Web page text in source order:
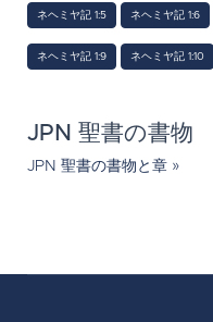
ネヘミヤ記 1:5 ネヘミヤ記 1:6
ネヘミヤ記 1:9 ネヘミヤ記 1:10
JPN 聖書の書物
JPN 聖書の書物と章 »